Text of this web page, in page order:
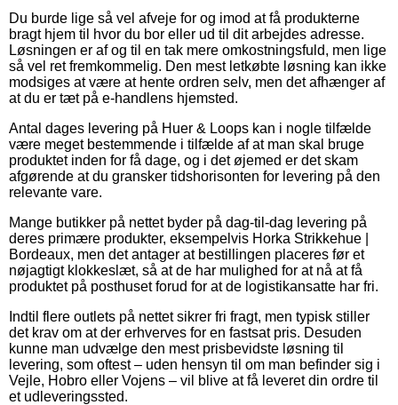
Du burde lige så vel afveje for og imod at få produkterne
bragt hjem til hvor du bor eller ud til dit arbejdes adresse.
Løsningen er af og til en tak mere omkostningsfuld, men lige
så vel ret fremkommelig. Den mest letkøbte løsning kan ikke
modsiges at være at hente ordren selv, men det afhænger af
at du er tæt på e-handlens hjemsted.
Antal dages levering på Huer & Loops kan i nogle tilfælde
være meget bestemmende i tilfælde af at man skal bruge
produktet inden for få dage, og i det øjemed er det skam
afgørende at du gransker tidshorisonten for levering på den
relevante vare.
Mange butikker på nettet byder på dag-til-dag levering på
deres primære produkter, eksempelvis Horka Strikkehue |
Bordeaux, men det antager at bestillingen placeres før et
nøjagtigt klokkeslæt, så at de har mulighed for at nå at få
produktet på posthuset forud for at de logistikansatte har fri.
Indtil flere outlets på nettet sikrer fri fragt, men typisk stiller
det krav om at der erhverves for en fastsat pris. Desuden
kunne man udvælge den mest prisbevidste løsning til
levering, som oftest – uden hensyn til om man befinder sig i
Vejle, Hobro eller Vojens – vil blive at få leveret din ordre til
et udleveringssted.